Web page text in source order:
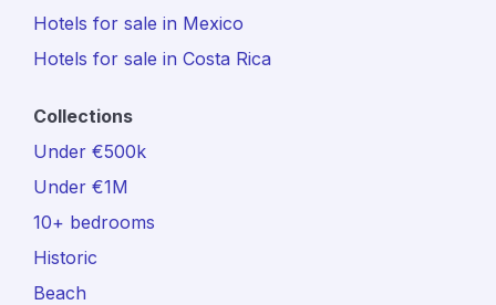
Hotels for sale in Mexico
Hotels for sale in Costa Rica
Collections
Under €500k
Under €1M
10+ bedrooms
Historic
Beach